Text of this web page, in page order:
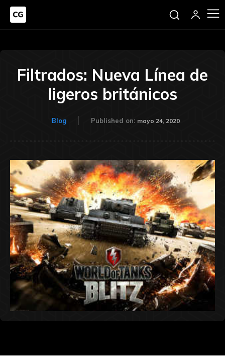
Filtrados: Nueva Línea de
ligeros británicos
Blog Published on: mayo 24, 2020